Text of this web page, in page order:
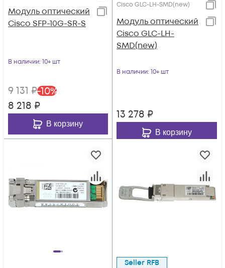
Модуль оптический
Cisco SFP-10G-SR-S
В наличии: 10+ шт
9 131 ₽-10%
8 218 ₽
В корзину
Cisco GLC-LH-SMD(new)
Модуль оптический
Cisco GLC-LH-
SMD(new)
В наличии: 10+ шт
13 278 ₽
В корзину
Seller RFB